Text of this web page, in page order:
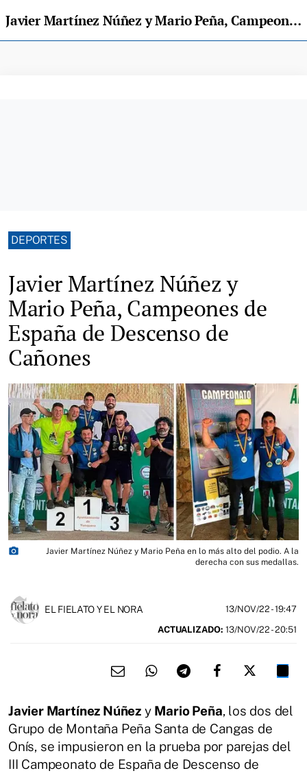
Javier Martínez Núñez y Mario Peña, Campeones de España de Descenso de Cañones
DEPORTES
Javier Martínez Núñez y
Mario Peña, Campeones de
España de Descenso de
Cañones
photo_camera
Javier Martínez Núñez y Mario Peña en lo más alto del podio. A la
derecha con sus medallas.
EL FIELATO Y EL NORA 13/NOV/22- 19:47
ACTUALIZADO: 13/NOV/22 - 20:51
Javier Martínez Núñez y Mario Peña, los dos del
Grupo de Montaña Peña Santa de Cangas de
Onís, se impusieron en la prueba por parejas del
III Campeonato de España de Descenso de